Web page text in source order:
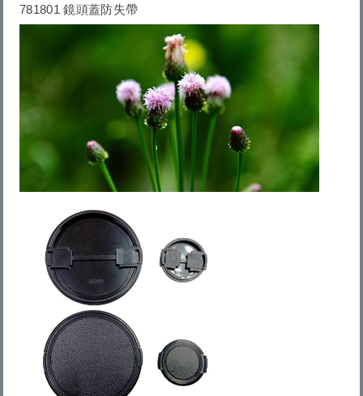
781801 鏡頭蓋防失帶